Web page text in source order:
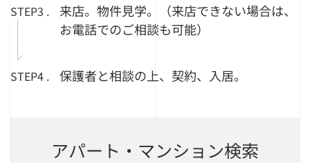
STEP3 .
来店。物件見学。（来店できない場合は、
お電話でのご相談も可能）
STEP4 . 保護者と相談の上、契約、入居。
アパート・マンション検索